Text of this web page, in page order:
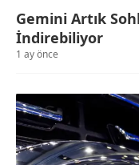
Gemini Artık
İndirebiliyor
1 ay önce